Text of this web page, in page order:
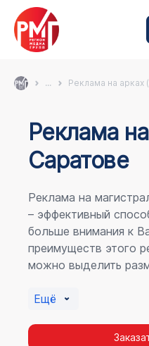
... Реклама на арках
Реклама
Саратове
Реклама на
– эффективный
больше внимания к
преимуществ этого
можно выделить
пешеходному
повторных
Ещё